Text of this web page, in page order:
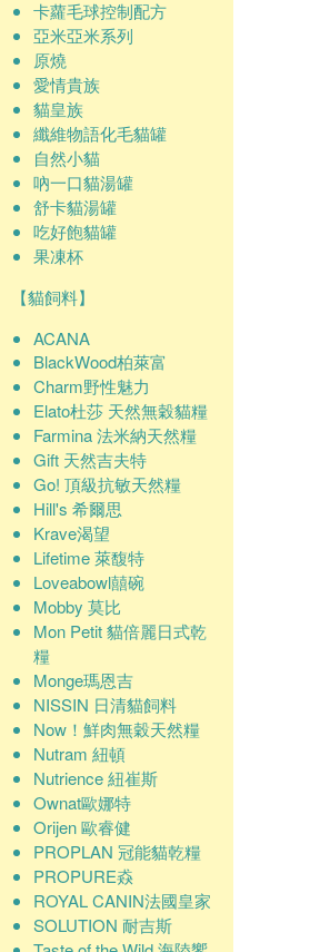
卡蘿毛球控制配方
亞米亞米系列
原燒
愛情貴族
貓皇族
纖維物語化毛貓罐
自然小貓
吶一口貓湯罐
舒卡貓湯罐
吃好飽貓罐
果凍杯
【貓飼料】
ACANA
BlackWood柏萊富
Charm野性魅力
Elato杜莎 天然無穀貓糧
Farmina 法米納天然糧
Gift 天然吉夫特
Go! 頂級抗敏天然糧
Hill's 希爾思
Krave渴望
Lifetime 萊馥特
Loveabowl囍碗
Mobby 莫比
Mon Petit 貓倍麗日式乾
糧
Monge瑪恩吉
NISSIN 日清貓飼料
Now！鮮肉無穀天然糧
Nutram 紐頓
Nutrience 紐崔斯
Ownat歐娜特
Orijen 歐睿健
PROPLAN 冠能貓乾糧
PROPURE猋
ROYAL CANIN法國皇家
SOLUTION 耐吉斯